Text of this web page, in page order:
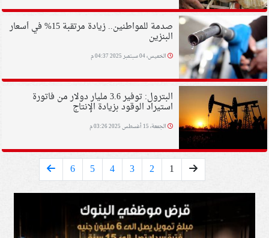
صدمة للمواطنين.. زيادة مرتقبة 15% في أسعار
البنزين
الخميس، 04 سبتمبر 2025 04:37 م
البترول: توفير 3.6 مليار دولار من فاتورة
استيراد الوقود بزيادة الإنتاج
الجمعة، 15 أغسطس 2025 03:26 م
1
2
3
4
5
6